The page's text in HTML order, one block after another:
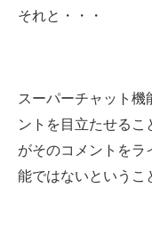
それと・・・
スーパーチャット機
ントを目立たせるこ
がそのコメントをラ
能ではないというこ